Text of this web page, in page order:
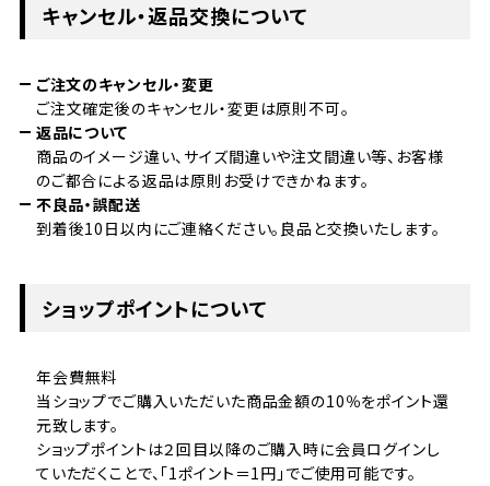
キャンセル・返品交換について
ご注文のキャンセル・変更
ご注文確定後のキャンセル・変更は原則不可。
返品について
商品のイメージ違い、サイズ間違いや注文間違い等、お客様
のご都合による返品は原則お受けできかねます。
不良品・誤配送
到着後10日以内にご連絡ください。良品と交換いたします。
ショップポイントについて
年会費無料
当ショップでご購入いただいた商品金額の10％をポイント還
元致します。
ショップポイントは２回目以降のご購入時に会員ログインし
ていただくことで、「1ポイント＝1円」でご使用可能です。